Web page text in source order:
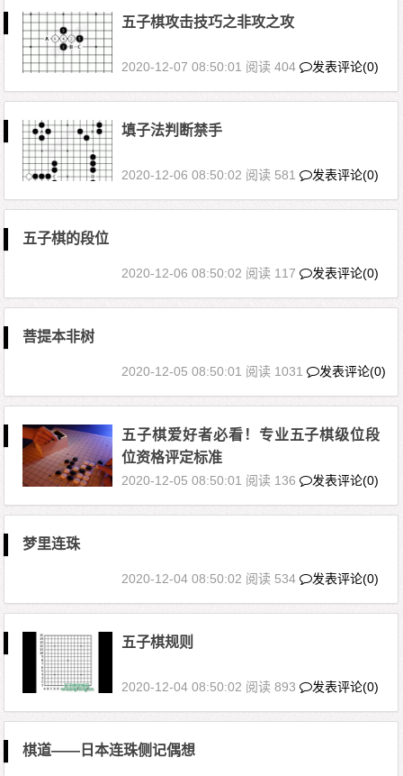
五子棋攻击技巧之非攻之攻
2020-12-07 08:50:01 阅读 404 发表评论(0)
填子法判断禁手
2020-12-06 08:50:02 阅读 581 发表评论(0)
五子棋的段位
2020-12-06 08:50:02 阅读 117 发表评论(0)
菩提本非树
2020-12-05 08:50:01 阅读 1031 发表评论(0)
五子棋爱好者必看！专业五子棋级位段
位资格评定标准
2020-12-05 08:50:01 阅读 136 发表评论(0)
梦里连珠
2020-12-04 08:50:02 阅读 534 发表评论(0)
五子棋规则
2020-12-04 08:50:02 阅读 893 发表评论(0)
棋道——日本连珠侧记偶想